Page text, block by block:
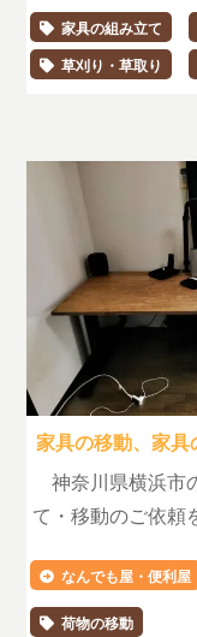
家具の組み立て
草刈り・草取り
家具の移動、家具
神奈川県横浜市
て・移動のご依頼
なんでも屋・便利屋
荷物の移動